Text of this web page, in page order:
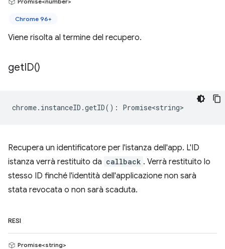
Chrome 96+
Viene risolta al termine del recupero.
getID()
chrome. instanceID .getID() : Promise<string>
Recupera un identificatore per l'istanza dell'app. L'ID
istanza verrà restituito da callback . Verrà restituito lo
stesso ID finché l'identità dell'applicazione non sarà
stata revocata o non sarà scaduta.
RESI
Promise<string>